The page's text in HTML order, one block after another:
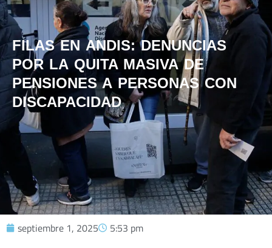
FILAS EN ANDIS: DENUNCIAS
POR LA QUITA MASIVA DE
PENSIONES A PERSONAS CON
DISCAPACIDAD
septiembre 1, 2025 5:53 pm